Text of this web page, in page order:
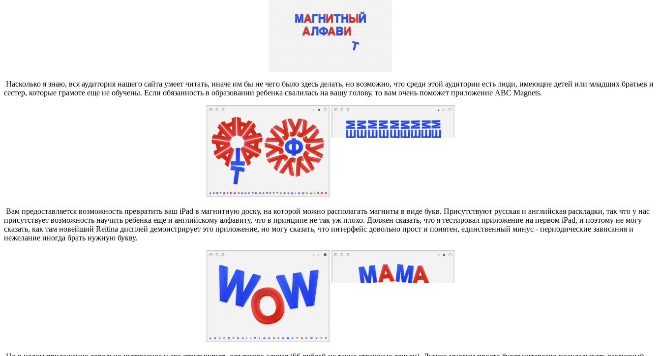
Насколько я знаю, вся аудитория нашего сайта умеет читать, иначе им бы не чего было здесь делать, но возможно, что среди этой аудитории есть люди, имеющие детей или младших братьев и
сестер, которые грамоте еще не обучены. Если обязанность в образовании ребенка свалилась на вашу голову, то вам очень поможет приложение ABC Magnets.
Вам предоставляется возможность превратить ваш iPad в магнитную доску, на которой можно располагать магниты в виде букв. Присутствуют русская и английская раскладки, так что у нас
присутствует возможность научить ребенка еще и английскому алфавиту, что в принципе не так уж плохо. Должен сказать, что я тестировал приложение на первом iPad, и поэтому не могу
сказать, как там новейший Reitina дисплей демонстрирует это приложение, но могу сказать, что интерфейс довольно прост и понятен, единственный минус - периодические зависания и
нежелание иногда брать нужную букву.